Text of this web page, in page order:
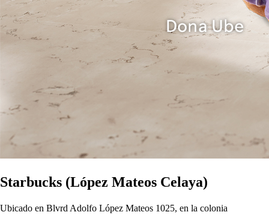
Starbucks (López Mateos Celaya)
Ubicado en Blvrd Adolfo López Mateos 1025, en la colonia